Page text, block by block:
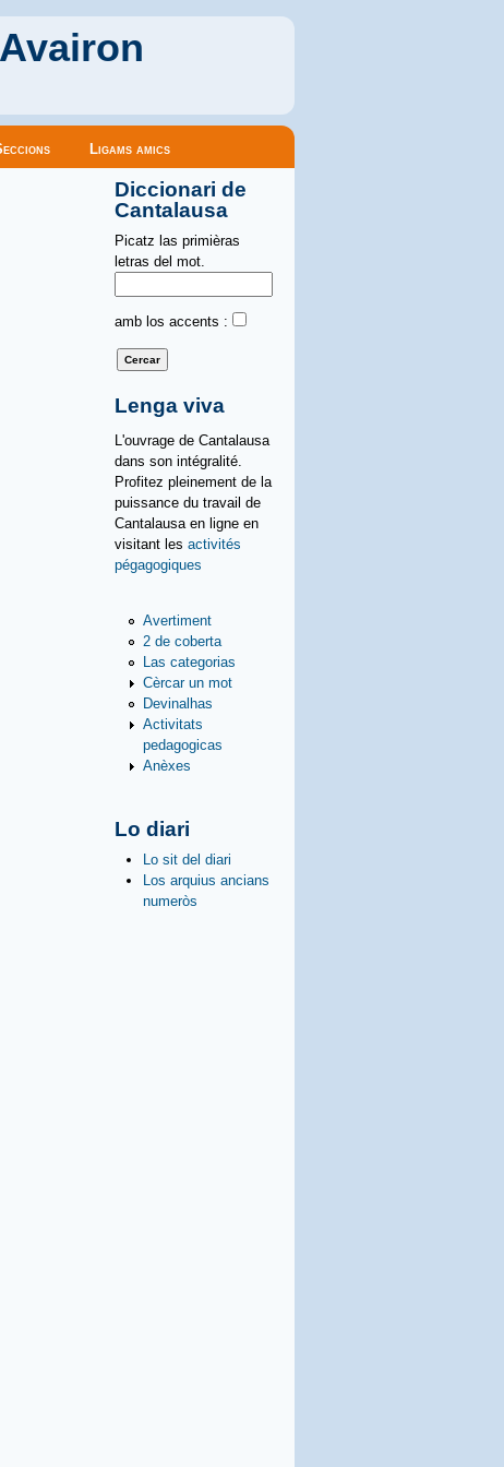
Ligams amics
Diccionari de
Cantalausa
Picatz las primièras
letras del mot.
amb los accents :
Lenga viva
L'ouvrage de Cantalausa
dans son intégralité.
Profitez pleinement de la
puissance du travail de
Cantalausa en ligne en
visitant les activités
pégagogiques
Avertiment
2 de coberta
Las categorias
Cèrcar un mot
Devinalhas
Activitats
pedagogicas
Anèxes
Lo diari
Lo sit del diari
Los arquius ancians
numeròs